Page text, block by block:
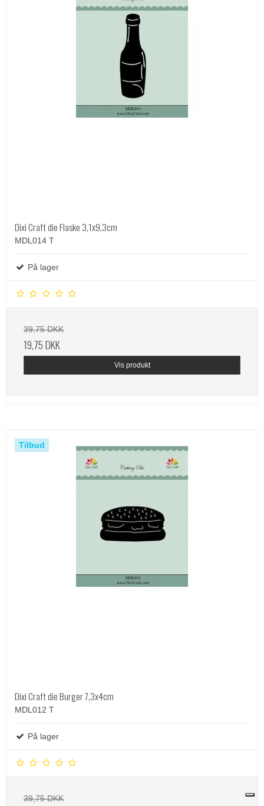
Dixi Craft die Flaske 3,1x9,3cm
MDL014 T
På lager
39,75 DKK
19,75 DKK
Vis produkt
Tilbud
Dixi Craft die Burger 7,3x4cm
MDL012 T
På lager
39,75 DKK